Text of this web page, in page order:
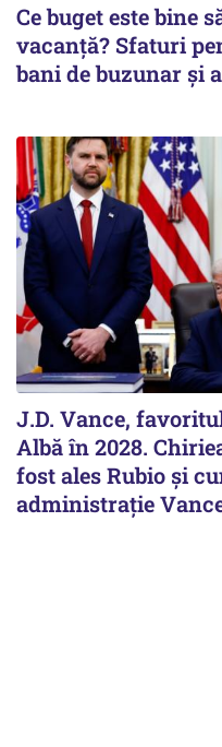
Ce buget este bine
vacanță? Sfaturi
bani de buzunar și
J.D. Vance,
Albă în 2028.
fost ales Rubio și
administrație